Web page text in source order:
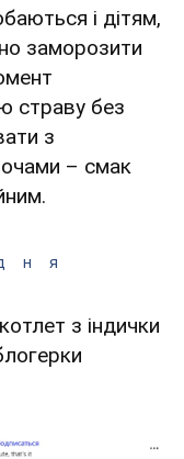
і дітям,
заморозити
страву без
з
– смак
з індички